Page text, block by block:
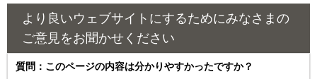
より良いウェブサイトにするためにみなさまの
ご意見をお聞かせください
質問：このページの内容は分かりやすかったですか？